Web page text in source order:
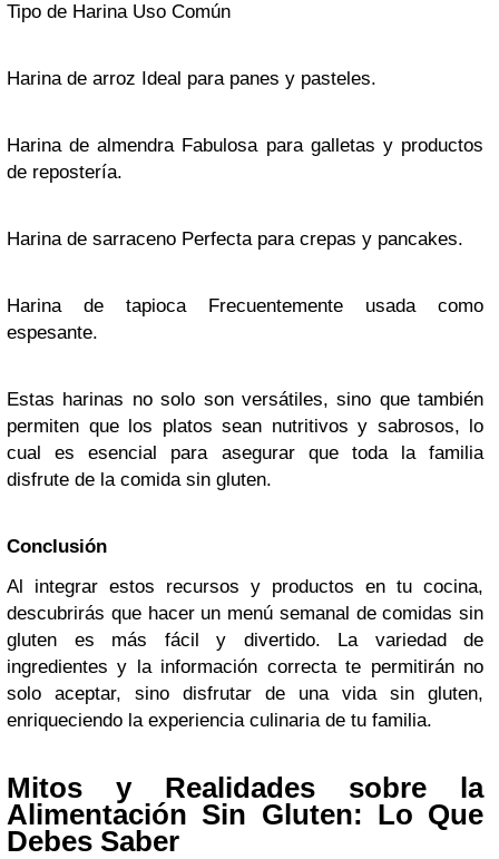
Tipo de Harina Uso Común
Harina de arroz Ideal para panes y pasteles.
Harina de almendra Fabulosa para galletas y productos
de repostería.
Harina de sarraceno Perfecta para crepas y pancakes.
Harina de tapioca Frecuentemente usada como
espesante.
Estas harinas no solo son versátiles, sino que también
permiten que los platos sean nutritivos y sabrosos, lo
cual es esencial para asegurar que toda la familia
disfrute de la comida sin gluten.
Conclusión
Al integrar estos recursos y productos en tu cocina,
descubrirás que hacer un menú semanal de comidas sin
gluten es más fácil y divertido. La variedad de
ingredientes y la información correcta te permitirán no
solo aceptar, sino disfrutar de una vida sin gluten,
enriqueciendo la experiencia culinaria de tu familia.
Mitos y Realidades sobre la
Alimentación Sin Gluten: Lo Que
Debes Saber